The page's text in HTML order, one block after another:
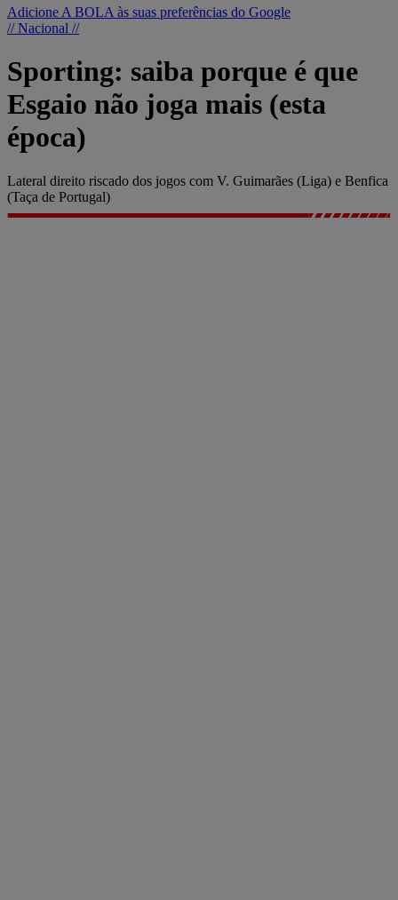
Adicione A BOLA às suas preferências do Google
// Nacional //
Sporting: saiba porque é que
Esgaio não joga mais (esta
época)
Lateral direito riscado dos jogos com V. Guimarães (Liga) e Benfica
(Taça de Portugal)